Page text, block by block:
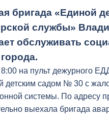
бригада «Единой
службы»
обслуживать
на пульт дежурного
детским садом № 30 с
системы. По адресу
выехала бригада